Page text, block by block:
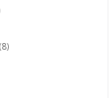
(8)